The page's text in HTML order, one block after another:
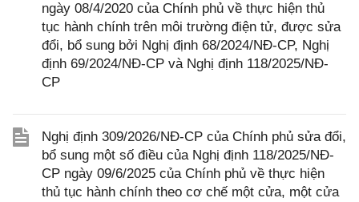
ngày 08/4/2020 của Chính phủ về thực hiện thủ
tục hành chính trên môi trường điện tử, được sửa
đổi, bổ sung bởi Nghị định 68/2024/NĐ-CP, Nghị
định 69/2024/NĐ-CP và Nghị định 118/2025/NĐ-
CP
Nghị định 309/2026/NĐ-CP của Chính phủ sửa đổi,
bổ sung một số điều của Nghị định 118/2025/NĐ-
CP ngày 09/6/2025 của Chính phủ về thực hiện
thủ tục hành chính theo cơ chế một cửa, một cửa